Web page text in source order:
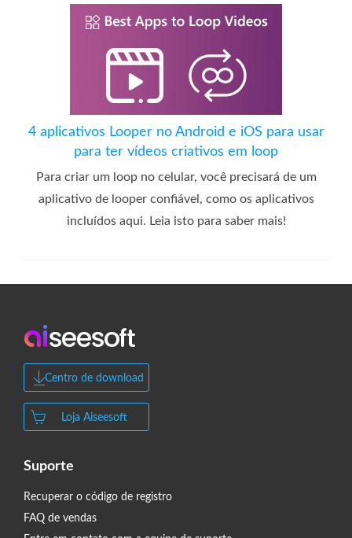
4 aplicativos Looper no Android e iOS para usar
para ter vídeos criativos em loop
Para criar um loop no celular, você precisará de um
aplicativo de looper confiável, como os aplicativos
incluídos aqui. Leia isto para saber mais!
Centro de download
Loja Aiseesoft
Suporte
Recuperar o código de registro
FAQ de vendas